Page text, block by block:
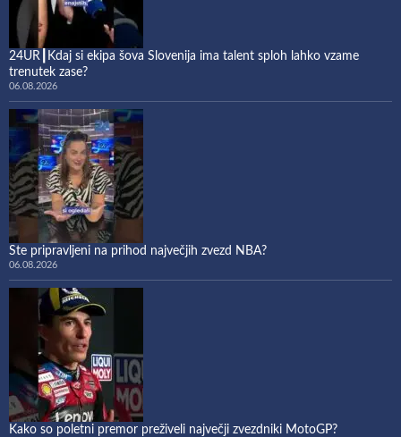
24UR┃Kdaj si ekipa šova Slovenija ima talent sploh lahko vzame
trenutek zase?
06.08.2026
Ste pripravljeni na prihod največjih zvezd NBA?
06.08.2026
Kako so poletni premor preživeli največji zvezdniki MotoGP?